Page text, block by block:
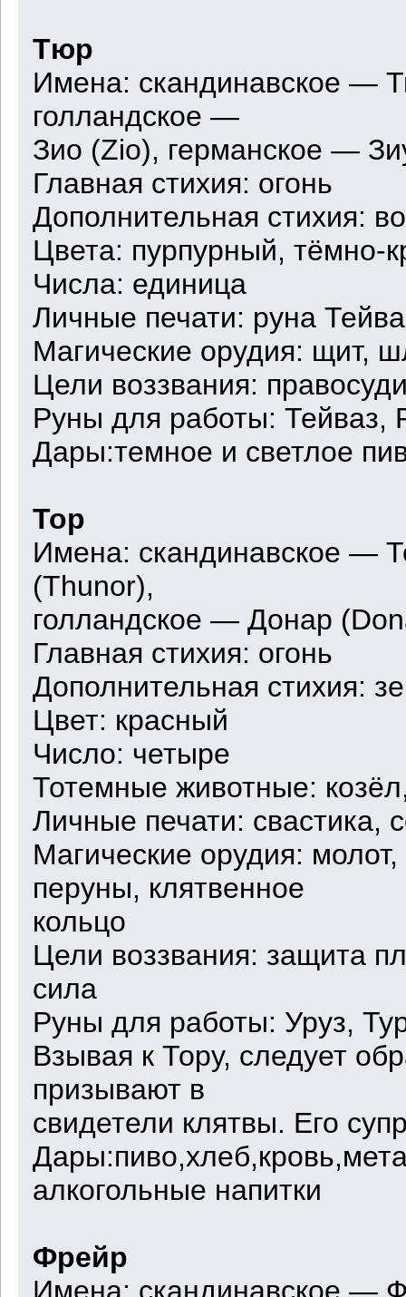
Тюр
Имена: скандинавское —
голландское —
Зио (Zio), германское —
Главная стихия: огонь
Дополнительная стихия:
Цвета: пурпурный, тёмно-
Числа: единица
Личные печати: руна
Магические орудия: щит,
Цели воззвания:
Руны для работы: Тейваз,
Дары:темное и светлое
Тор
Имена: скандинавское —
(Thunor),
голландское — Донар
Главная стихия: огонь
Дополнительная стихия:
Цвет: красный
Число: четыре
Тотемные животные:
Личные печати: свастика,
Магические орудия:
перуны, клятвенное
кольцо
Цели воззвания: защита
сила
Руны для работы: Уруз,
Взывая к Тору, следует
призывают в
свидетели клятвы. Его
алкогольные напитки
Фрейр